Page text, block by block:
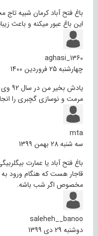
باغ فتح آباد کرمان شبیه
این باغ عبور میکنه و باعث
aghasi_1360
چهارشنبه 25 فروردین 1400
مرمت و نوسازی گچبری را
mta
سه شنبه 28 بهمن 1399
باغ فتح آباد یا عمارت
قاجار هست که هنگام ورود
مخصوص اگر شب باشه.
saleheh__banoo
دوشنبه 29 دی 1399